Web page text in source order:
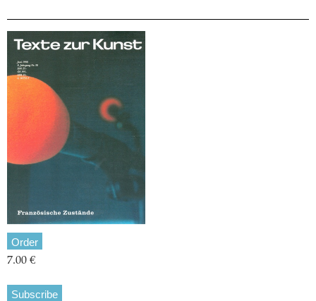
Order
7.00 €
Subscribe